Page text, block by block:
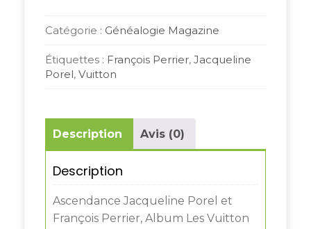
Catégorie : Généalogie Magazine
Étiquettes : François Perrier, Jacqueline
Porel, Vuitton
Description Avis (0)
Description
Ascendance Jacqueline Porel et
François Perrier, Album Les Vuitton